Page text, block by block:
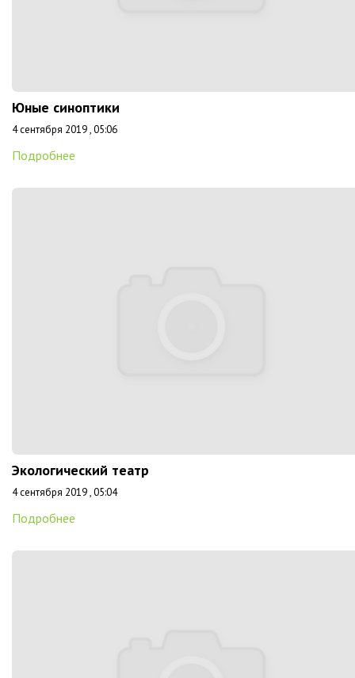
Юные синоптики
4 сентября 2019 , 05:06
Подробнее
Экологический театр
4 сентября 2019 , 05:04
Подробнее